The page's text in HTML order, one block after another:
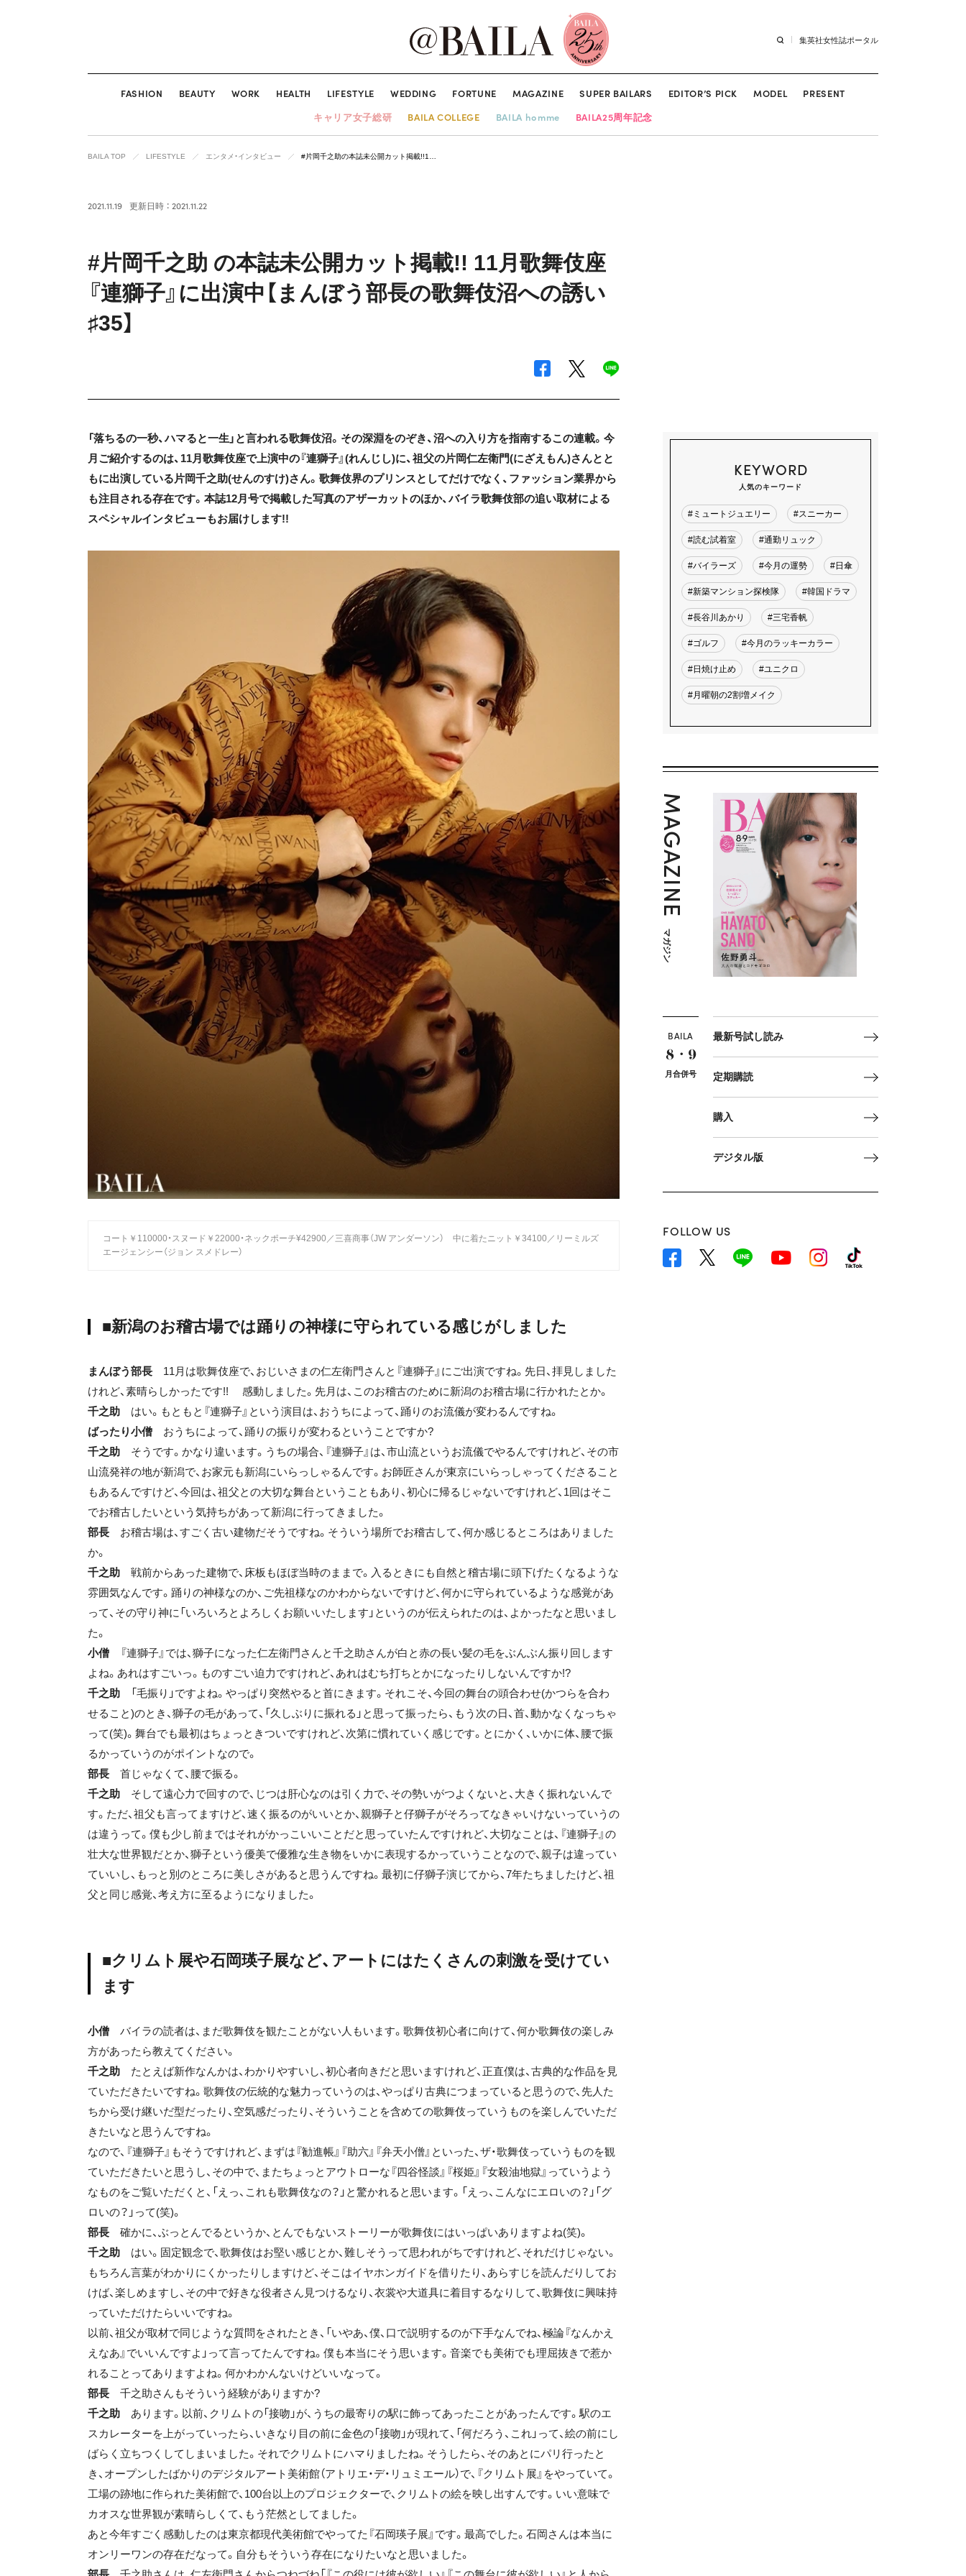
集英社女性誌ポータル
FASHION BEAUTY WORK HEALTH LIFESTYLE WEDDING FORTUNE MAGAZINE SUPER BAILARS EDITOR’S PICK MODEL
PRESENT
キャリア女子総研
BAILA COLLEGE BAILA homme BAILA25周年記念
BAILA TOP LIFESTYLE エンタメ・インタビュー #片岡千之助の本誌未公開カット掲載!!1…
2021.11.19 更新日時 ： 2021.11.22
#片岡千之助 の本誌未公開カット掲載!! 11月歌舞伎座
『連獅子』に出演中【まんぼう部長の歌舞伎沼への誘い
♯35】
「落ちるの一秒、ハマると一生」と言われる歌舞伎沼。その深淵をのぞき、沼への入り方を指南するこの連載。今
月ご紹介するのは、11月歌舞伎座で上演中の『連獅子』(れんじし)に、祖父の片岡仁左衛門(にざえもん)さんとと
もに出演している片岡千之助(せんのすけ)さん。歌舞伎界のプリンスとしてだけでなく、ファッション業界から
も注目される存在です。本誌12月号で掲載した写真のアザーカットのほか、バイラ歌舞伎部の追い取材による
スペシャルインタビューもお届けします!!
コート￥110000・スヌード￥22000・ネックポーチ¥42900／三喜商事（JW アンダーソン） 中に着たニット￥34100／リーミルズ
エージェンシー（ジョン スメドレー）
■新潟のお稽古場では踊りの神様に守られている感じがしました
まんぼう部長 11月は歌舞伎座で、おじいさまの仁左衛門さんと『連獅子』にご出演ですね。先日、拝見しました
けれど、素晴らしかったです!! 感動しました。先月は、このお稽古のために新潟のお稽古場に行かれたとか。
千之助 はい。もともと『連獅子』という演目は、おうちによって、踊りのお流儀が変わるんですね。
ばったり小僧 おうちによって、踊りの振りが変わるということですか?
千之助 そうです。かなり違います。うちの場合、『連獅子』は、市山流というお流儀でやるんですけれど、その市
山流発祥の地が新潟で、お家元も新潟にいらっしゃるんです。お師匠さんが東京にいらっしゃってくださること
もあるんですけど、今回は、祖父との大切な舞台ということもあり、初心に帰るじゃないですけれど、1回はそこ
でお稽古したいという気持ちがあって新潟に行ってきました。
部長 お稽古場は、すごく古い建物だそうですね。そういう場所でお稽古して、何か感じるところはありました
か。
千之助 戦前からあった建物で、床板もほぼ当時のままで。入るときにも自然と稽古場に頭下げたくなるような
雰囲気なんです。踊りの神様なのか、ご先祖様なのかわからないですけど、何かに守られているような感覚があ
って、その守り神に「いろいろとよろしくお願いいたします」というのが伝えられたのは、よかったなと思いまし
た。
小僧 『連獅子』では、獅子になった仁左衛門さんと千之助さんが白と赤の長い髪の毛をぶんぶん振り回します
よね。あれはすごいっ。ものすごい迫力ですけれど、あれはむち打ちとかになったりしないんですか!?
千之助 「毛振り」ですよね。やっぱり突然やると首にきます。それこそ、今回の舞台の頭合わせ(かつらを合わ
せること)のとき、獅子の毛があって、「久しぶりに振れる」と思って振ったら、もう次の日、首、動かなくなっちゃ
って(笑)。舞台でも最初はちょっときついですけれど、次第に慣れていく感じです。とにかく、いかに体、腰で振
るかっていうのがポイントなので。
部長 首じゃなくて、腰で振る。
千之助 そして遠心力で回すので、じつは肝心なのは引く力で、その勢いがつよくないと、大きく振れないんで
す。ただ、祖父も言ってますけど、速く振るのがいいとか、親獅子と仔獅子がそろってなきゃいけないっていうの
は違うって。僕も少し前まではそれがかっこいいことだと思っていたんですけれど、大切なことは、『連獅子』の
壮大な世界観だとか、獅子という優美で優雅な生き物をいかに表現するかっていうことなので、親子は違ってい
ていいし、もっと別のところに美しさがあると思うんですね。最初に仔獅子演じてから、7年たちましたけど、祖
父と同じ感覚、考え方に至るようになりました。
■クリムト展や石岡瑛子展など、アートにはたくさんの刺激を受けてい
ます
小僧 バイラの読者は、まだ歌舞伎を観たことがない人もいます。歌舞伎初心者に向けて、何か歌舞伎の楽しみ
方があったら教えてください。
千之助 たとえば新作なんかは、わかりやすいし、初心者向きだと思いますけれど、正直僕は、古典的な作品を見
ていただきたいですね。歌舞伎の伝統的な魅力っていうのは、やっぱり古典につまっていると思うので、先人た
ちから受け継いだ型だったり、空気感だったり、そういうことを含めての歌舞伎っていうものを楽しんでいただ
きたいなと思うんですね。
なので、『連獅子』もそうですけれど、まずは『勧進帳』『助六』『弁天小僧』といった、ザ・歌舞伎っていうものを観
ていただきたいと思うし、その中で、またちょっとアウトローな『四谷怪談』『桜姫』『女殺油地獄』っていうよう
なものをご覧いただくと、「えっ、これも歌舞伎なの？」と驚かれると思います。「えっ、こんなにエロいの？」「グ
ロいの？」って(笑)。
部長 確かに、ぶっとんでるというか、とんでもないストーリーが歌舞伎にはいっぱいありますよね(笑)。
千之助 はい。固定観念で、歌舞伎はお堅い感じとか、難しそうって思われがちですけれど、それだけじゃない。
もちろん言葉がわかりにくかったりしますけど、そこはイヤホンガイドを借りたり、あらすじを読んだりしてお
けば、楽しめますし、その中で好きな役者さん見つけるなり、衣裳や大道具に着目するなりして、歌舞伎に興味持
っていただけたらいいですね。
以前、祖父が取材で同じような質問をされたとき、「いやあ、僕、口で説明するのが下手なんでね、極論『なんかえ
えなあ』でいいんですよ」って言ってたんですね。僕も本当にそう思います。音楽でも美術でも理屈抜きで惹か
れることってありますよね。何かわかんないけどいいなって。
部長 千之助さんもそういう経験がありますか?
千之助 あります。以前、クリムトの「接吻」が、うちの最寄りの駅に飾ってあったことがあったんです。駅のエ
スカレーターを上がっていったら、いきなり目の前に金色の「接吻」が現れて、「何だろう、これ」って、絵の前にし
ばらく立ちつくしてしまいました。それでクリムトにハマりましたね。そうしたら、そのあとにパリ行ったと
き、オープンしたばかりのデジタルアート美術館（アトリエ・デ・リュミエール）で、『クリムト展』をやっていて。
工場の跡地に作られた美術館で、100台以上のプロジェクターで、クリムトの絵を映し出すんです。いい意味で
カオスな世界観が素晴らしくて、もう茫然としてました。
あと今年すごく感動したのは東京都現代美術館でやってた『石岡瑛子展』です。最高でした。石岡さんは本当に
オンリーワンの存在だなって。自分もそういう存在になりたいなと思いました。
KEYWORD
人気のキーワード
#ミュートジュエリー #スニーカー
#読む試着室 #通勤リュック
#バイラーズ #今月の運勢 #日傘
#新築マンション探検隊 #韓国ドラマ
#長谷川あかり #三宅香帆
#ゴルフ #今月のラッキーカラー
#日焼け止め #ユニクロ
#月曜朝の2割増メイク
MAGAZINE
マガジン
BAILA
8・9
月合併号
最新号試し読み
定期購読
購入
デジタル版
FOLLOW US